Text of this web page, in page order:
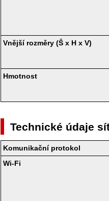
Vnější rozměry (Š x H x V)
Hmotnost
Technické údaje
Komunikační protokol
Wi-Fi